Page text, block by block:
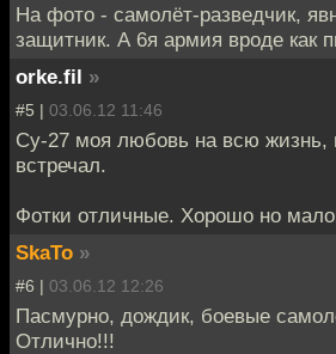
На фото - самолёт-разведчик,
защитник. А 6я армия вроде как
orke.fil »
#5 | 03.06.12 11:46
Су-27 моя любовь на всю жизнь,
встречал.
Фотки отличные. Хорошо но
SkaTo »
#6 | 03.06.12 12:26
Пасмурно, дождик, боевые
Отлично!!!